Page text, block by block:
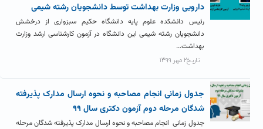
دارویی وزارت بهداشت توسط دانشجویان رشته شیمی
رئیس دانشکده علوم پایه دانشگاه حکیم سبزواری از درخشش
دانشجویان رشته شیمی این دانشگاه در آزمون کارشناسی ارشد وزارت
بهداشت...
تاریخ۲ مهر ۱۳۹۹
جدول زمانی انجام مصاحبه و نحوه ارسال مدارک پذیرفته
شدگان مرحله دوم آزمون دکتری سال ۹۹
جدول زمانی انجام مصاحبه و نحوه ارسال مدارک پذیرفته شدگان مرحله